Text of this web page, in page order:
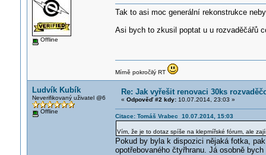
Offline
Tak to asi moc generální rekonstrukce
Asi bych to zkusil poptat u u rozvaděčářů
Mírně pokročilý RT
Ludvík Kubík
Neverifikovaný uživatel @6
Offline
Re: Jak vyřešit renovaci 30ks
« Odpověď #2 kdy:10.07.2014, 23:03 »
Citace: Tomáš Vrabec 10.07.2014, 15:03
Vím, že je to dotaz spíše na klepmířské fórum, ale
Pokud by byla k dispozici nějaká fotka,
opotřebovaného čtyřhranu. Já osobně